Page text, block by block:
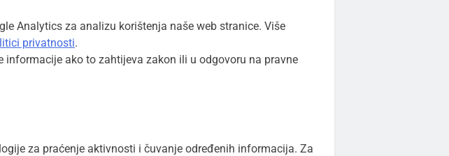
Analytics za analizu korištenja naše web stranice. Više
privatnosti.
informacije ako to zahtijeva zakon ili u odgovoru na pravne
za praćenje aktivnosti i čuvanje određenih informacija. Za